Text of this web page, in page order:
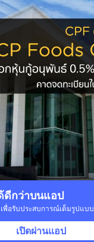
ดีกว่าบนแอป
พื่อรับประสบการณ์เต็มรูปแบบ
เปิดผ่านแอป